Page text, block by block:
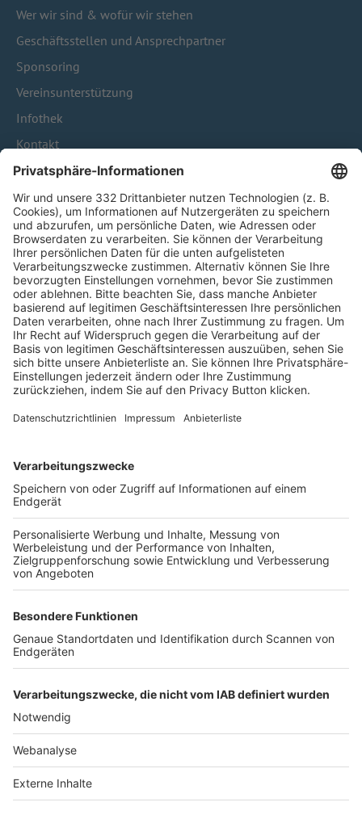
Wer wir sind & wofür wir stehen
Geschäftsstellen und Ansprechpartner
Sponsoring
Vereinsunterstützung
Infothek
Kontakt
HÄUFIG BESUCHTE SEITEN
Pässe und Vereinswechsel
Trainerausbildung
Schulungsangebot Vereinsmitarbeiter
BFV-Geschäftsstellen
Trainerbörse
Login SpielPlus
FOLGE DEM BFV
TOP-VEREINE
TOP-PARTNER
Nutzungsbedingungen Datenschutz Impressum